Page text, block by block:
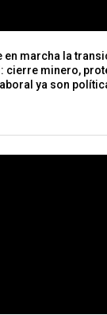
en marcha la
cierre minero,
ya son